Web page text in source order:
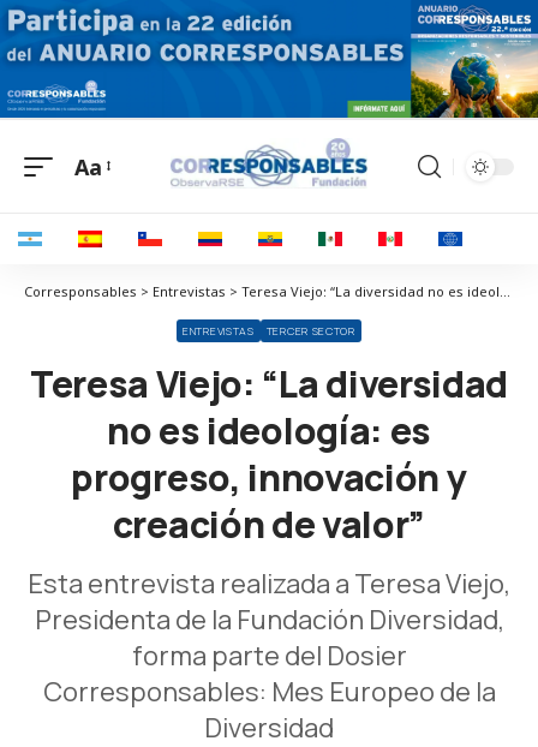
Aa
Corresponsables > Entrevistas > Teresa Viejo: “La diversidad no es ideología: es progreso, innovación y creación de valor”
ENTREVISTAS TERCER SECTOR
Teresa Viejo: “La diversidad
no es ideología: es
progreso, innovación y
creación de valor”
Esta entrevista realizada a Teresa Viejo,
Presidenta de la Fundación Diversidad,
forma parte del Dosier
Corresponsables: Mes Europeo de la
Diversidad